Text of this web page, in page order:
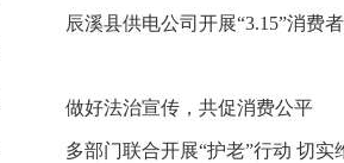
辰溪县供电公司开展“3.15”消费
做好法治宣传，共促消费公平
多部门联合开展“护老”行动 切